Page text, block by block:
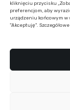
kliknięciu przycisku
preferencjom, aby
urządzeniu końcowym
"Akceptuję".